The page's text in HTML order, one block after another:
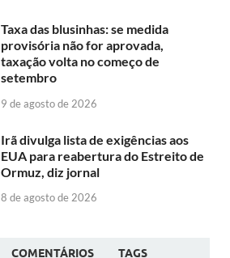
Taxa das blusinhas: se medida
provisória não for aprovada,
taxação volta no começo de
setembro
9 de agosto de 2026
Irã divulga lista de exigências aos
EUA para reabertura do Estreito de
Ormuz, diz jornal
8 de agosto de 2026
COMENTÁRIOS TAGS